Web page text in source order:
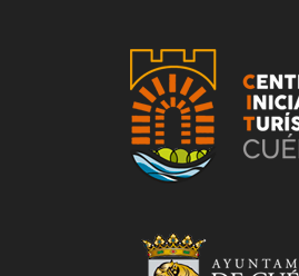
de la creatividad, la